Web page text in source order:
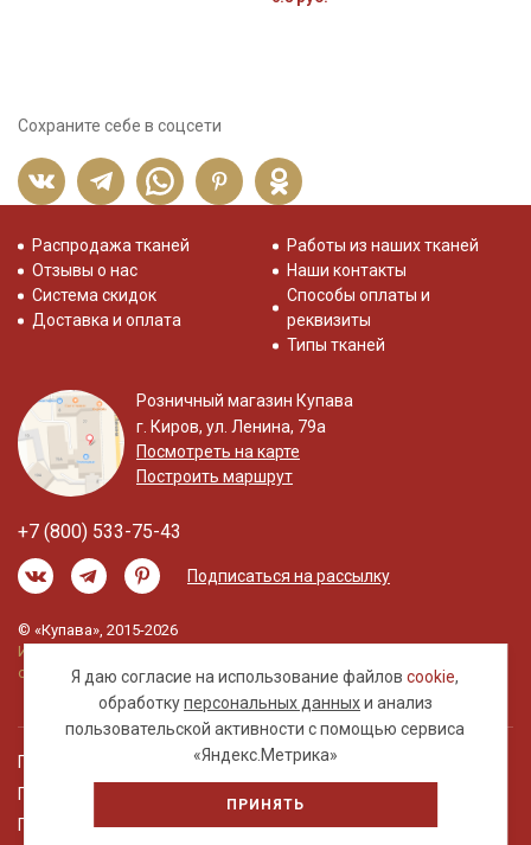
Сохраните себе в соцсети
Я даю согласие на использование файловcookie,
обработкуперсональных данныхи анализ
пользовательской активности с помощью сервиса
«Яндекс.Метрика»
ПРИНЯТЬ
Распродажа тканей
Отзывы о нас
Система скидок
Доставка и оплата
Работы из наших тканей
Наши контакты
Способы оплаты и
реквизиты
Типы тканей
Розничный магазин Купава
г. Киров, ул. Ленина, 79а
Посмотреть на карте
Построить маршрут
+7 (800) 533-75-43
Подписаться на рассылку
© «Купава», 2015-2026
Информация на сайте не является публичной
офертой.
Правовая информация
Политика обработки персональных данных
Пользовательское соглашение